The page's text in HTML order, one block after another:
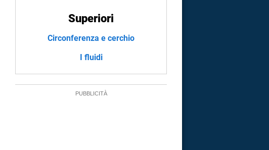
Superiori
Circonferenza e cerchio
I fluidi